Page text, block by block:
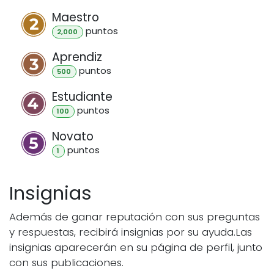
Maestro
2,000 puntos
Aprendiz
500 puntos
Estudiante
100 puntos
Novato
1 puntos
Insignias
Además de ganar reputación con sus preguntas
y respuestas, recibirá insignias por su ayuda.Las
insignias aparecerán en su página de perfil, junto
con sus publicaciones.